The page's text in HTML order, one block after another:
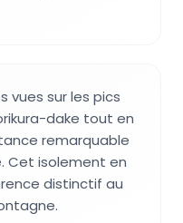
vues sur les pics
dake tout en
remarquable
Cet isolement en
distinctif au